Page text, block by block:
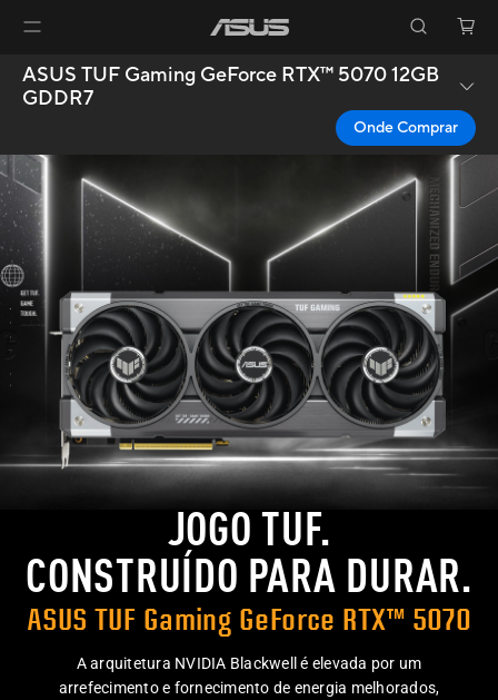
ASUS TUF Gaming GeForce RTX™ 5070 12GB
GDDR7
Onde Comprar
JOGO TUF.
CONSTRUÍDO PARA DURAR.
ASUS TUF Gaming GeForce RTX™ 5070
A arquitetura NVIDIA Blackwell é elevada por um
arrefecimento e fornecimento de energia melhorados,